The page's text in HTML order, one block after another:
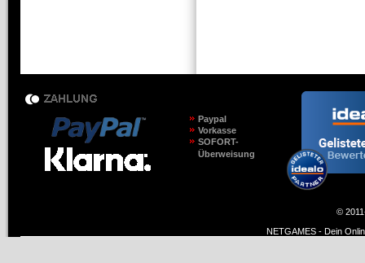
Paypal
Vorkasse
SOFORT-
Überweisung
©
NETGAMES - Dein